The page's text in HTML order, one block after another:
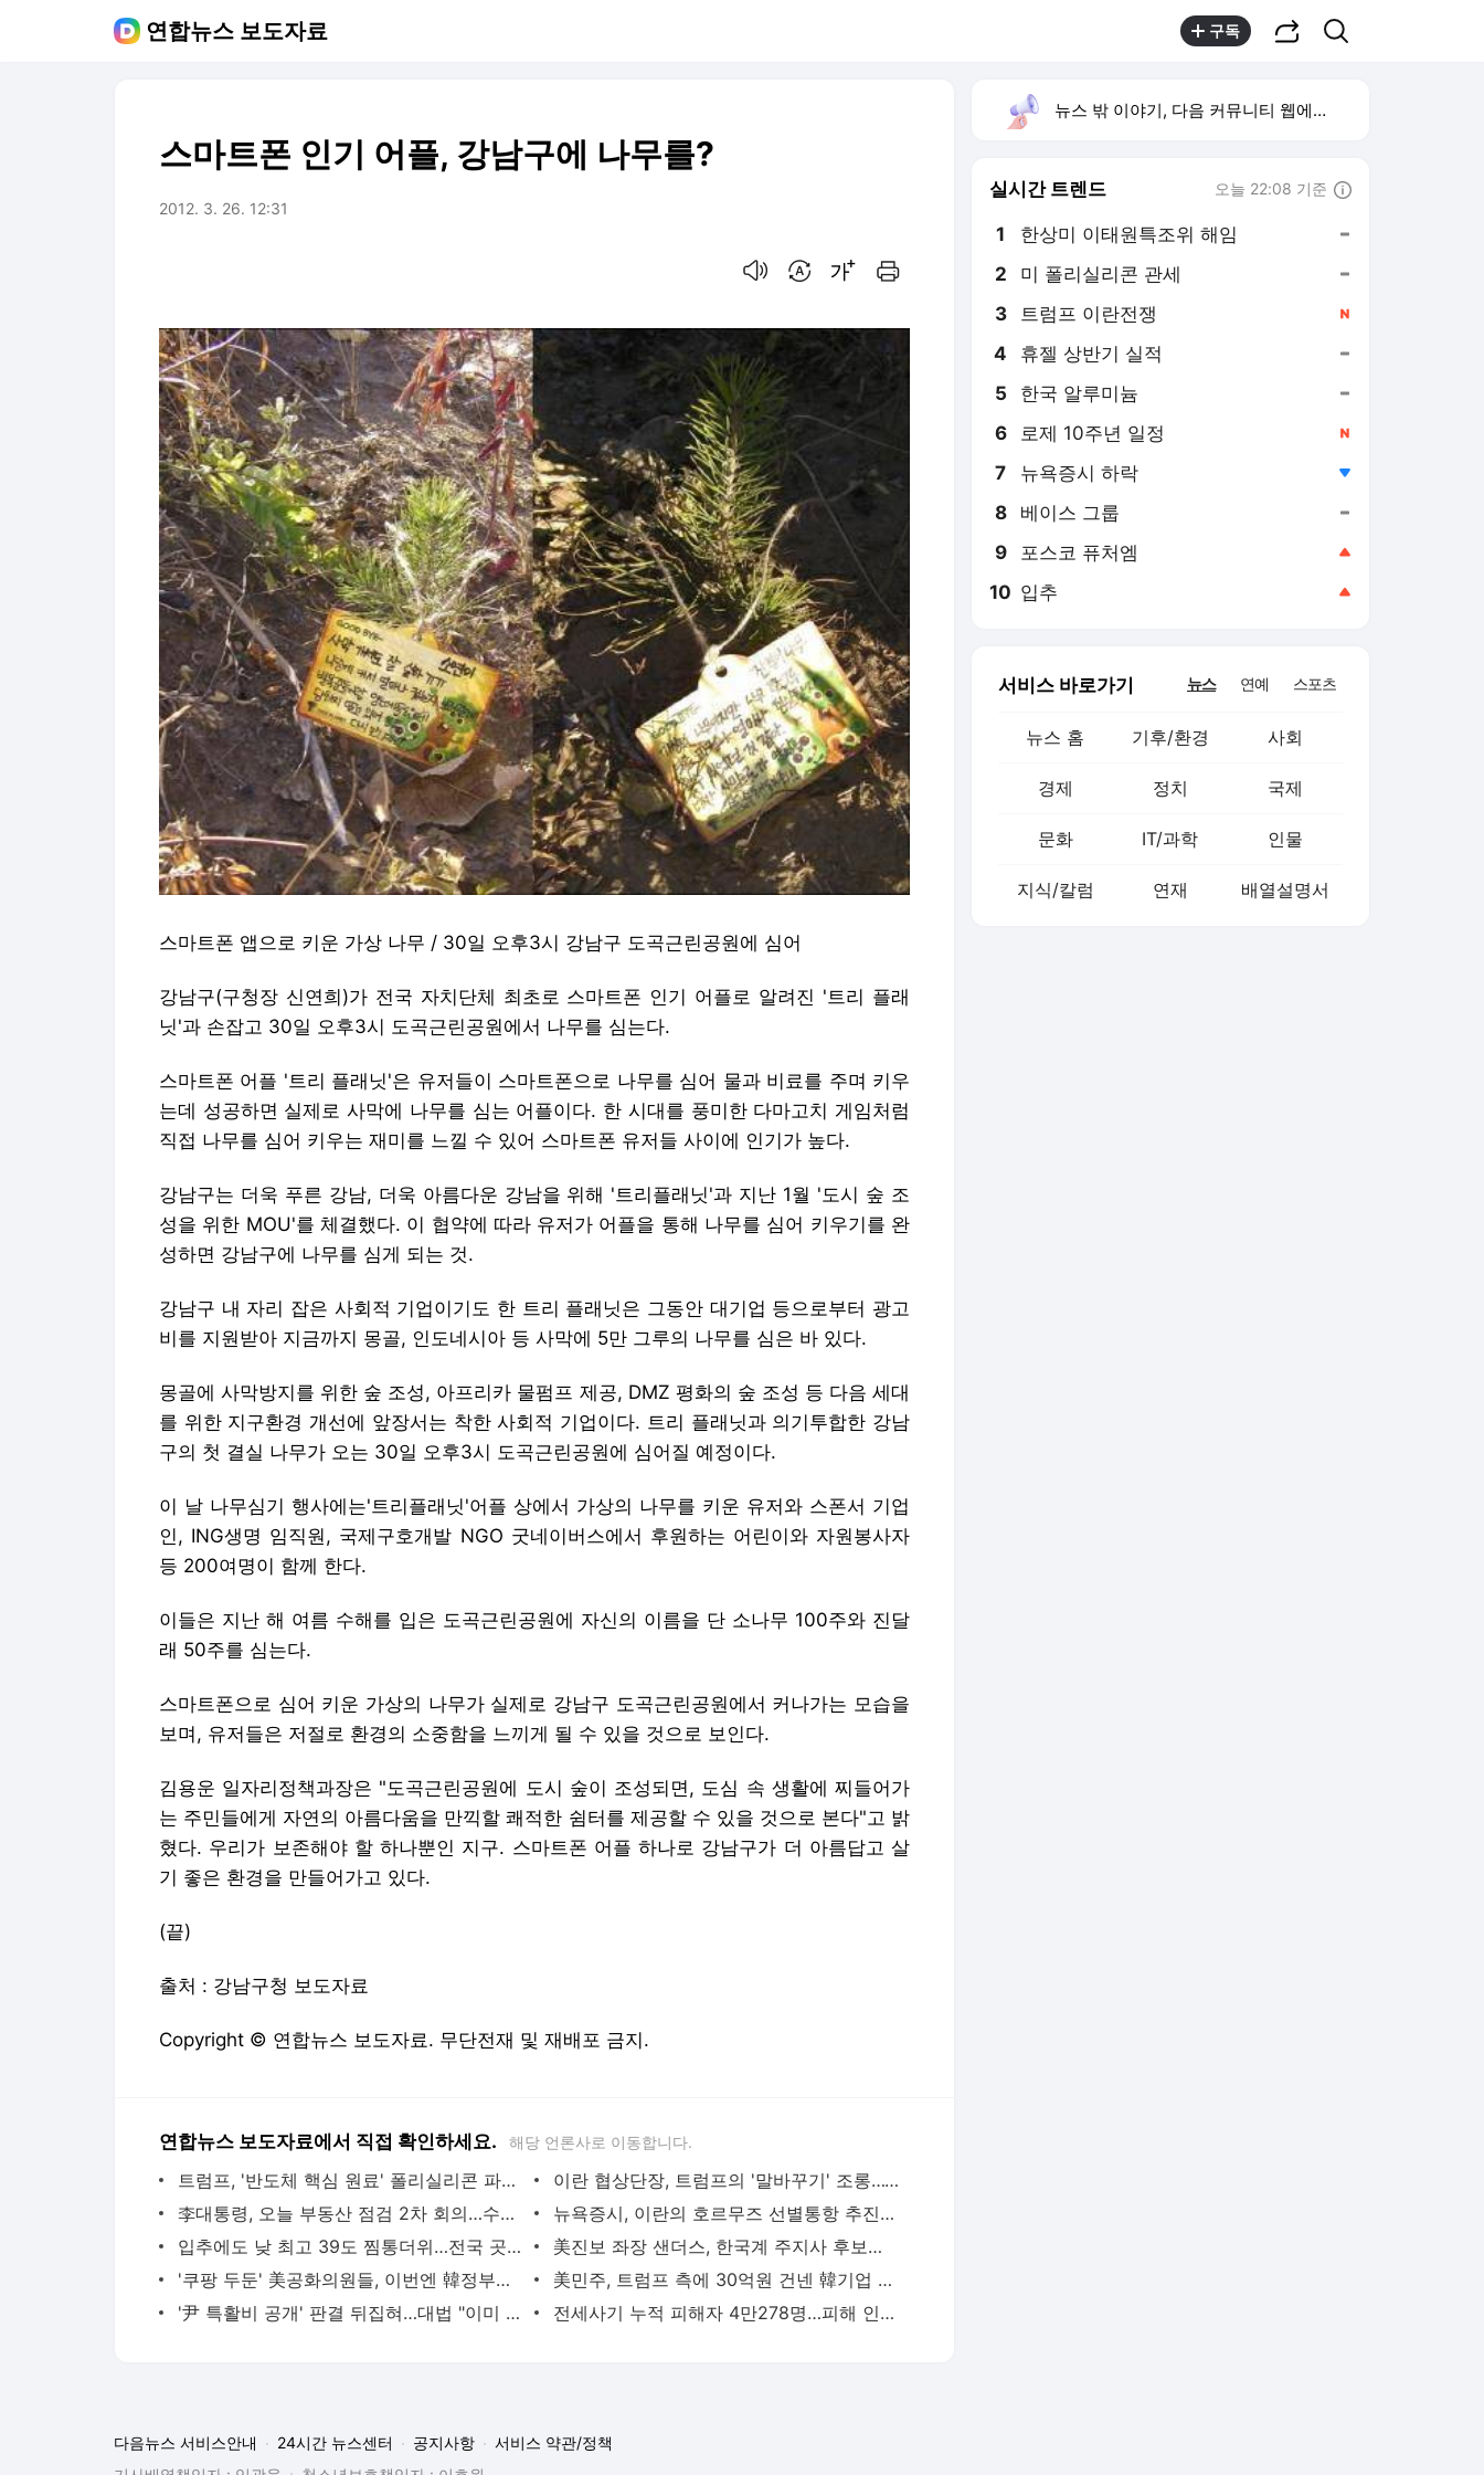
연합뉴스 보도자료 구독
스마트폰 인기 어플, 강남구에 나무를?
2012. 3. 26. 12:31
스마트폰 앱으로 키운 가상 나무 / 30일 오후3시 강남구 도곡근린공원에 심어
강남구(구청장 신연희)가 전국 자치단체 최초로 스마트폰 인기 어플로 알려진 '트리 플래
닛'과 손잡고 30일 오후3시 도곡근린공원에서 나무를 심는다.
스마트폰 어플 '트리 플래닛'은 유저들이 스마트폰으로 나무를 심어 물과 비료를 주며 키우
는데 성공하면 실제로 사막에 나무를 심는 어플이다. 한 시대를 풍미한 다마고치 게임처럼
직접 나무를 심어 키우는 재미를 느낄 수 있어 스마트폰 유저들 사이에 인기가 높다.
강남구는 더욱 푸른 강남, 더욱 아름다운 강남을 위해 '트리플래닛'과 지난 1월 '도시 숲 조
성을 위한 MOU'를 체결했다. 이 협약에 따라 유저가 어플을 통해 나무를 심어 키우기를 완
성하면 강남구에 나무를 심게 되는 것.
강남구 내 자리 잡은 사회적 기업이기도 한 트리 플래닛은 그동안 대기업 등으로부터 광고
비를 지원받아 지금까지 몽골, 인도네시아 등 사막에 5만 그루의 나무를 심은 바 있다.
몽골에 사막방지를 위한 숲 조성, 아프리카 물펌프 제공, DMZ 평화의 숲 조성 등 다음 세대
를 위한 지구환경 개선에 앞장서는 착한 사회적 기업이다. 트리 플래닛과 의기투합한 강남
구의 첫 결실 나무가 오는 30일 오후3시 도곡근린공원에 심어질 예정이다.
이 날 나무심기 행사에는'트리플래닛'어플 상에서 가상의 나무를 키운 유저와 스폰서 기업
인, ING생명 임직원, 국제구호개발 NGO 굿네이버스에서 후원하는 어린이와 자원봉사자
등 200여명이 함께 한다.
이들은 지난 해 여름 수해를 입은 도곡근린공원에 자신의 이름을 단 소나무 100주와 진달
래 50주를 심는다.
스마트폰으로 심어 키운 가상의 나무가 실제로 강남구 도곡근린공원에서 커나가는 모습을
보며, 유저들은 저절로 환경의 소중함을 느끼게 될 수 있을 것으로 보인다.
김용운 일자리정책과장은 "도곡근린공원에 도시 숲이 조성되면, 도심 속 생활에 찌들어가
는 주민들에게 자연의 아름다움을 만끽할 쾌적한 쉼터를 제공할 수 있을 것으로 본다"고 밝
혔다. 우리가 보존해야 할 하나뿐인 지구. 스마트폰 어플 하나로 강남구가 더 아름답고 살
기 좋은 환경을 만들어가고 있다.
(끝)
출처 : 강남구청 보도자료
Copyright © 연합뉴스 보도자료. 무단전재 및 재배포 금지.
연합뉴스 보도자료에서 직접 확인하세요. 해당 언론사로 이동합니다.
트럼프, '반도체 핵심 원료' 폴리실리콘 파생상품에 15% 관세 | 연합뉴스
이란 협상단장, 트럼프의 '말바꾸기' 조롱…"무한 반복 쇼 외교" | 연합뉴스
李대통령, 오늘 부동산 점검 2차 회의…수도권 공급대책 논의 | 연합뉴스
뉴욕증시, 이란의 호르무즈 선별통항 추진에 하락…다우 0.9%↓(종합) | 연합뉴스
입추에도 낮 최고 39도 찜통더위…전국 곳곳 폭염중대경보 | 연합뉴스
美진보 좌장 샌더스, 한국계 주지사 후보에 "공개지지 않겠다" | 연합뉴스
'쿠팡 두둔' 美공화의원들, 이번엔 韓정부에 정통망법 압박 서한 | 연합뉴스
美민주, 트럼프 측에 30억원 건넨 韓기업 정조준…"잠재적 뇌물" | 연합뉴스
'尹 특활비 공개' 판결 뒤집혀…대법 "이미 대통령기록관 이관" | 연합뉴스
전세사기 누적 피해자 4만278명…피해 인정률 59.6% | 연합뉴스
뉴스 밖 이야기, 다음 커뮤니티 웹에서 보기
실시간 트렌드 오늘 22:08 기준
1 한상미 이태원특조위 해임
2 미 폴리실리콘 관세
3 트럼프 이란전쟁
4 휴젤 상반기 실적
5 한국 알루미늄
6 로제 10주년 일정
7 뉴욕증시 하락
8 베이스 그룹
9 포스코 퓨처엠
10 입추
서비스 바로가기 뉴스 연예 스포츠
뉴스 홈 기후/환경 사회
경제 정치 국제
문화 IT/과학 인물
지식/칼럼 연재 배열설명서
다음뉴스 서비스안내 24시간 뉴스센터 공지사항
서비스 약관/정책